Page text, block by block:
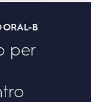
ORAL-B
per